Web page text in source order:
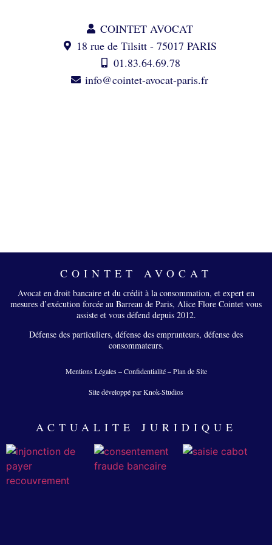
COINTET AVOCAT
18 rue de Tilsitt - 75017 PARIS
01.83.64.69.78
info@cointet-avocat-paris.fr
COINTET AVOCAT
Avocat en droit bancaire et du crédit à la consommation, et expert en
mesures d’exécution forcée au Barreau de Paris, Alice Flore Cointet vous
assiste et vous défend depuis 2012.
Défense des particuliers, défense des emprunteurs, défense des
consommateurs.
Mentions Légales–Confidentialité–Plan de Site
Site développé par Knok-Studios
ACTUALITE JURIDIQUE